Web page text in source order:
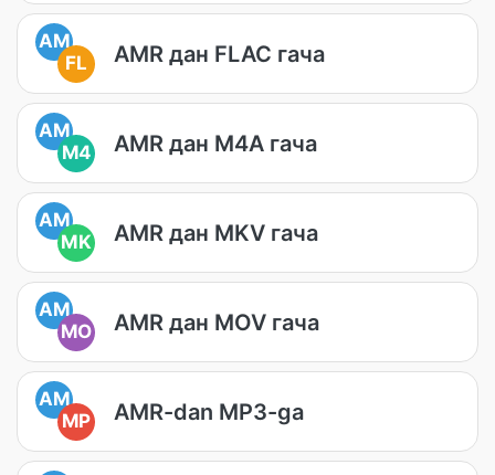
AM
FL
AMR дан FLAC гача
AM
M4
AMR дан M4A гача
AM
MK
AMR дан MKV гача
AM
MO
AMR дан MOV гача
AM
MP
AMR-dan MP3-ga